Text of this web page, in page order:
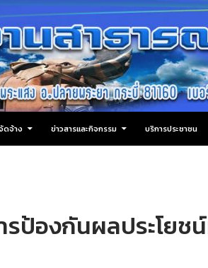
ดจ้าง ข่าวสารและกิจกรรม บริการประชาชน
รป้องกันผลประโยช